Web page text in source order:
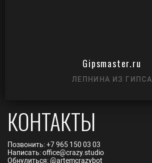
Gipsmaster.ru
ЛЕПНИНА ИЗ ГИПСА
КОНТАКТЫ
Позвонить:+7 965 150 03 03
Написать:office@crazy.studio
Обнулиться:@artemcrazybot